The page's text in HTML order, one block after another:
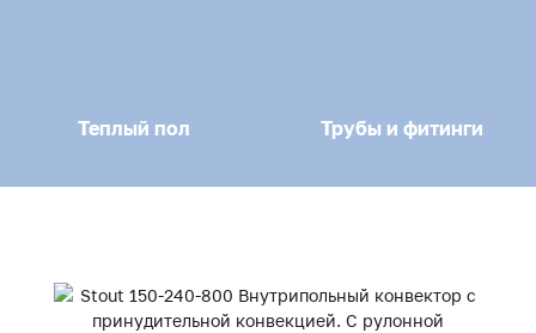
Теплый пол Трубы и фитинги